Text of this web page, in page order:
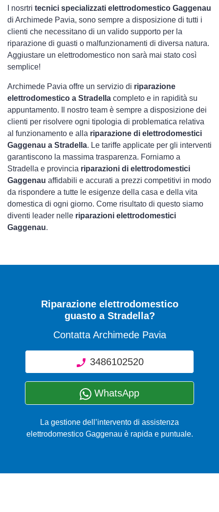
I nosrtri tecnici specializzati elettrodomestico Gaggenau
di Archimede Pavia, sono sempre a disposizione di tutti i
clienti che necessitano di un valido supporto per la
riparazione di guasti o malfunzionamenti di diversa natura.
Aggiustare un elettrodomestico non sarà mai stato così
semplice!
Archimede Pavia offre un servizio di riparazione
elettrodomestico a Stradella completo e in rapidità su
appuntamento. Il nostro team è sempre a disposizione dei
clienti per risolvere ogni tipologia di problematica relativa
al funzionamento e alla riparazione di elettrodomestici
Gaggenau a Stradella. Le tariffe applicate per gli interventi
garantiscono la massima trasparenza. Forniamo a
Stradella e provincia riparazioni di elettrodomestici
Gaggenau affidabili e accurati a prezzi competitivi in modo
da rispondere a tutte le esigenze della casa e della vita
domestica di ogni giorno. Come risultato di questo siamo
diventi leader nelle riparazioni elettrodomestici
Gaggenau.
Riparazione elettrodomestico
guasto a Stradella?
Contatta Archimede Pavia
3486102520
WhatsApp
La gestione dell’intervento di assistenza
elettrodomestico Gaggenau è rapida e puntuale.